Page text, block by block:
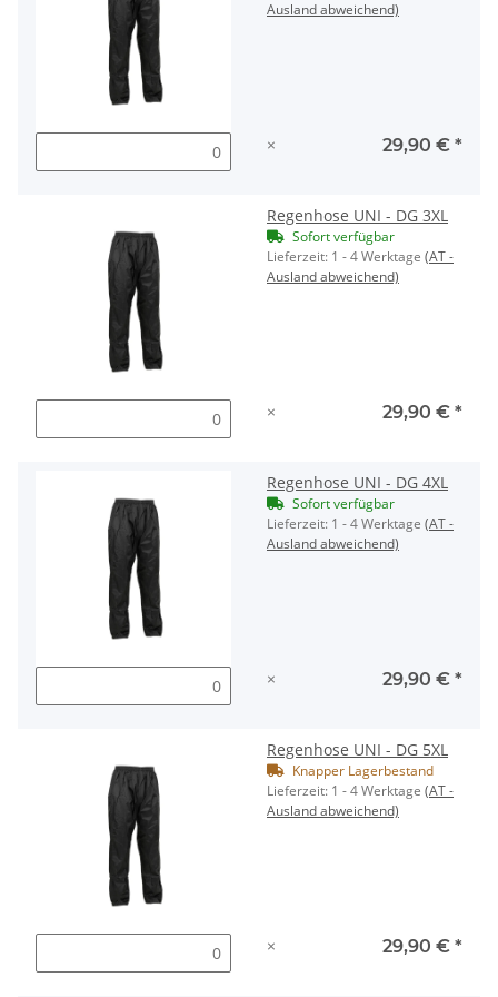
Ausland abweichend)
× 29,90 € *
Regenhose UNI - DG 3XL
Sofort verfügbar
Lieferzeit: 1 - 4 Werktage (AT -
Ausland abweichend)
× 29,90 € *
Regenhose UNI - DG 4XL
Sofort verfügbar
Lieferzeit: 1 - 4 Werktage (AT -
Ausland abweichend)
× 29,90 € *
Regenhose UNI - DG 5XL
Knapper Lagerbestand
Lieferzeit: 1 - 4 Werktage (AT -
Ausland abweichend)
× 29,90 € *